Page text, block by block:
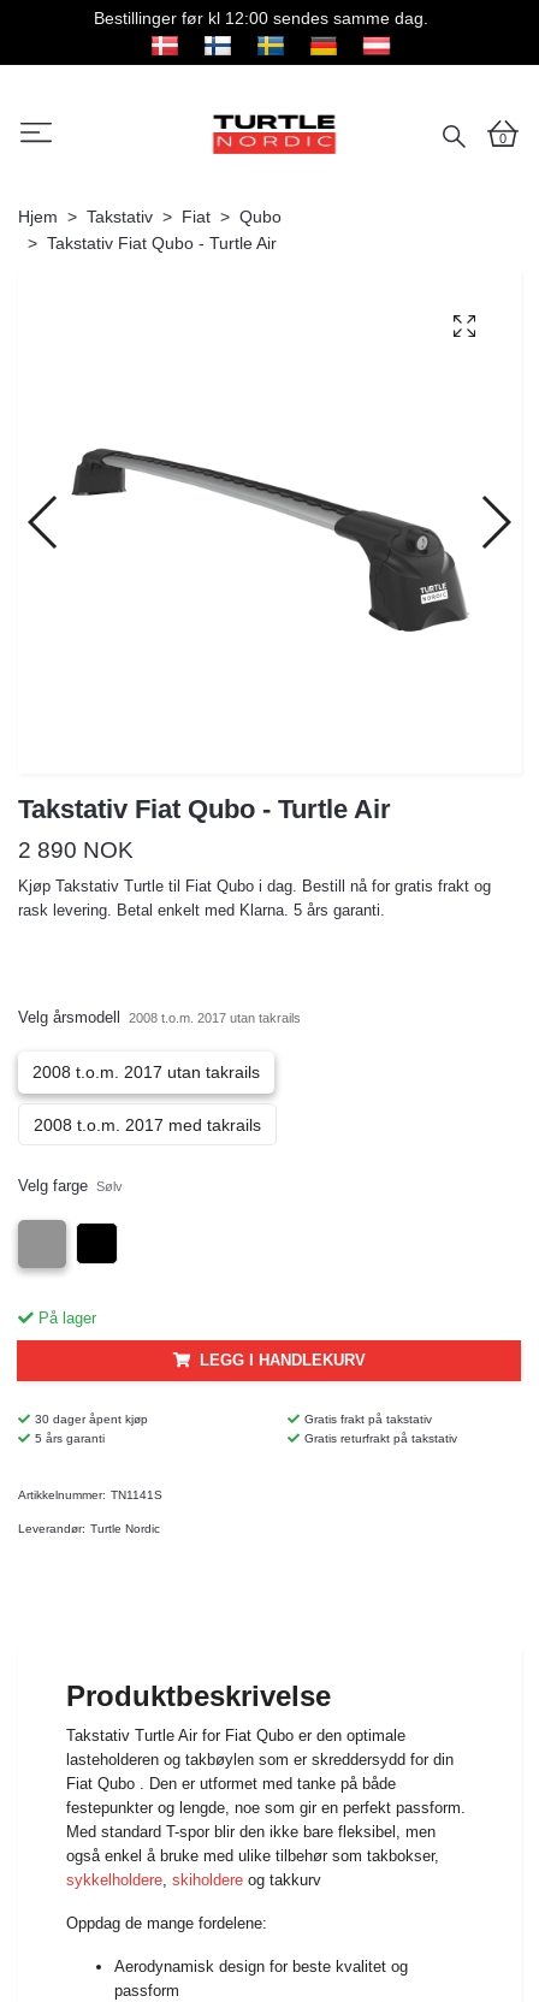
Bestillinger før kl 12:00 sendes samme dag.
0
Hjem Takstativ Fiat
Qubo
Takstativ Fiat Qubo - Turtle Air
Takstativ Fiat Qubo - Turtle Air
2 890 NOK
Kjøp Takstativ Turtle til Fiat Qubo i dag. Bestill nå for gratis frakt og
rask levering. Betal enkelt med Klarna. 5 års garanti.
Velg årsmodell 2008 t.o.m. 2017 utan takrails
2008 t.o.m. 2017 utan takrails
2008 t.o.m. 2017 med takrails
Velg farge Sølv
På lager
LEGG I HANDLEKURV
30 dager åpent kjøp
Gratis frakt på takstativ
5 års garanti
Gratis returfrakt på takstativ
Artikkelnummer: TN1141S
Leverandør: Turtle Nordic
Produktbeskrivelse
Takstativ Turtle Air for Fiat Qubo er den optimale
lasteholderen og takbøylen som er skreddersydd for din
Fiat Qubo . Den er utformet med tanke på både
festepunkter og lengde, noe som gir en perfekt passform.
Med standard T-spor blir den ikke bare fleksibel, men
også enkel å bruke med ulike tilbehør som takbokser,
sykkelholdere skiholdere og takkurv
Oppdag de mange fordelene:
Aerodynamisk design for beste kvalitet og
passform